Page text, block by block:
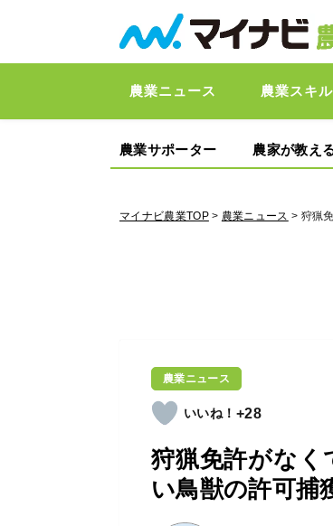
農業ニュース 農業スキル
農業サポーター 農家が教え
マイナビ農業TOP> 農業ニュース > 狩猟
農業ニュース
+28
狩猟免許がなく
い鳥獣の許可捕